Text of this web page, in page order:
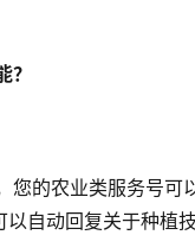
？
您的农业类服务号
自动回复关于种植